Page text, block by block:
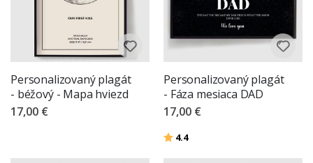
Personalizovaný plagát
- béžový - Mapa hviezd
17,00 €
Personalizovaný plagát
- Fáza mesiaca DAD
17,00 €
Hodnotenie:
4.4z 5 hviezdičiek